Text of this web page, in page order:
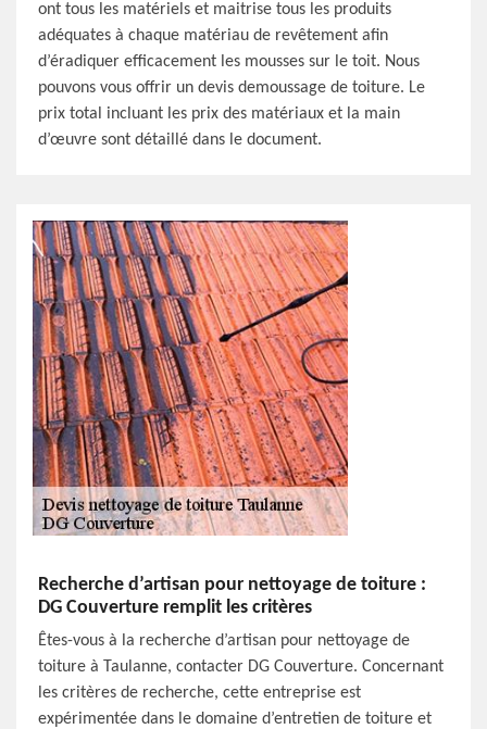
ont tous les matériels et maitrise tous les produits
adéquates à chaque matériau de revêtement afin
d’éradiquer efficacement les mousses sur le toit. Nous
pouvons vous offrir un devis demoussage de toiture. Le
prix total incluant les prix des matériaux et la main
d’œuvre sont détaillé dans le document.
Recherche d’artisan pour nettoyage de toiture :
DG Couverture remplit les critères
Êtes-vous à la recherche d’artisan pour nettoyage de
toiture à Taulanne, contacter DG Couverture. Concernant
les critères de recherche, cette entreprise est
expérimentée dans le domaine d’entretien de toiture et